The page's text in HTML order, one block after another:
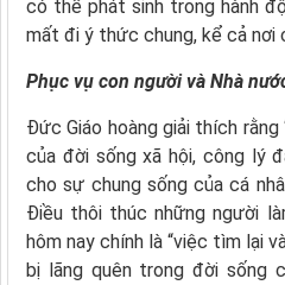
có thể phát sinh trong hành
mất đi ý thức chung, kể cả nơi
Phục vụ con người và Nhà
Đức Giáo hoàng giải thích
của đời sống xã hội, công lý
cho sự chung sống của cá
Điều thôi thúc những người
hôm nay chính là “việc tìm lại
bị lãng quên trong đời sống